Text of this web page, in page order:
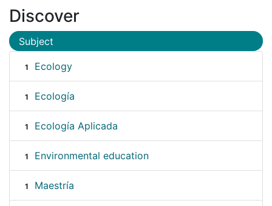
Discover
Subject
1 Ecology
1 Ecología
1 Ecología Aplicada
1 Environmental education
1 Maestría